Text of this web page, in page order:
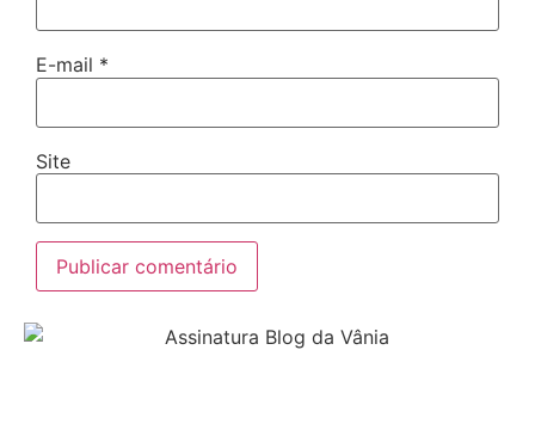
E-mail *
Site